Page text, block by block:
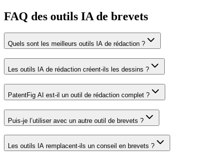
FAQ des outils IA de brevets
Quels sont les meilleurs outils IA de rédaction ?
Les outils IA de rédaction créent-ils les dessins ?
PatentFig AI est-il un outil de rédaction complet ?
Puis-je l’utiliser avec un autre outil de brevets ?
Les outils IA remplacent-ils un conseil en brevets ?